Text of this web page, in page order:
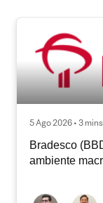
5 Ago 2026 • 3
Bradesco
ambiente